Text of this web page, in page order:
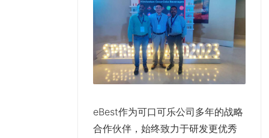
eBest作为可口可乐公司多年的战略
合作伙伴，始终致力于研发更优秀